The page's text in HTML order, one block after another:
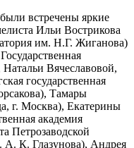
встречены яркие
Ильи Вострикова
им. Н.Г. Жиганова)
Вячеславовой,
государственная
Тамары
г. Москва), Екатерины
академия
Петрозаводской
А. К. Глазунова), Андрея